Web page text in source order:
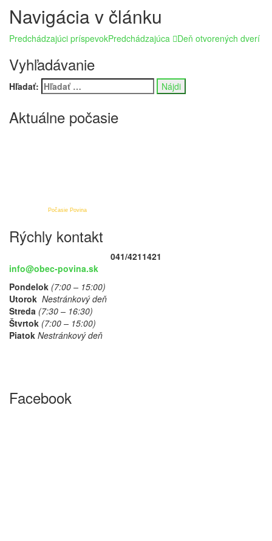
Navigácia v článku
Predchádzajúci príspevokPredchádzajúca Deň otvorených dverí
Vyhľadávanie
Hľadať:
Aktuálne počasie
Počasie Povina
Rýchly kontakt
041/4211421
info@obec-povina.sk
Pondelok (7:00 – 15:00)
Utorok Nestránkový deň
Streda (7:30 – 16:30)
Štvrtok (7:00 – 15:00)
Piatok Nestránkový deň
Facebook